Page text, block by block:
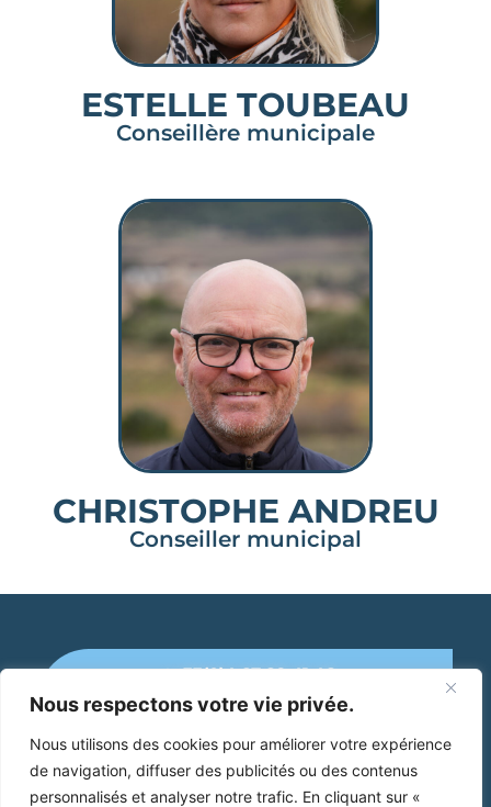
Nous respectons votre vie privée.
Nous utilisons des cookies pour améliorer votre expérience
de navigation, diffuser des publicités ou des contenus
personnalisés et analyser notre trafic. En cliquant sur «
ESTELLE TOUBEAU
Conseillère municipale
CHRISTOPHE ANDREU
Conseiller municipal
+33(0)4 67 89 41 46
Mairie de Cruzy
2 Place Jean Jaurès
34 310 Cruzy